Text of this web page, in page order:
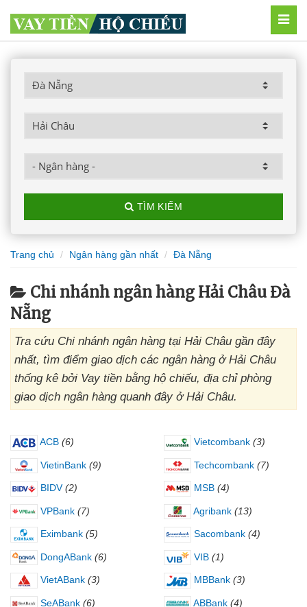
TÌM KIẾM
Trang chủ Ngân hàng gần nhất Đà Nẵng
Chi nhánh ngân hàng Hải Châu Đà
Nẵng
Tra cứu Chi nhánh ngân hàng tại Hải Châu gần đây
nhất, tìm điểm giao dịch các ngân hàng ở Hải Châu
thống kê bởi Vay tiền bằng hộ chiếu, địa chỉ phòng
giao dịch ngân hàng quanh đây ở Hải Châu.
ACB (6) Vietcombank (3)
VietinBank (9) Techcombank (7)
BIDV (2) MSB (4)
VPBank (7) Agribank (13)
Eximbank (5) Sacombank (4)
DongABank (6) VIB (1)
VietABank (3) MBBank (3)
SeABank (6) ABBank (4)